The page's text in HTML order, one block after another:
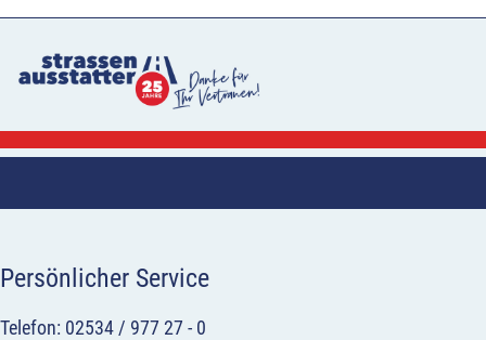
Persönlicher Service
Telefon: 02534 / 977 27 - 0